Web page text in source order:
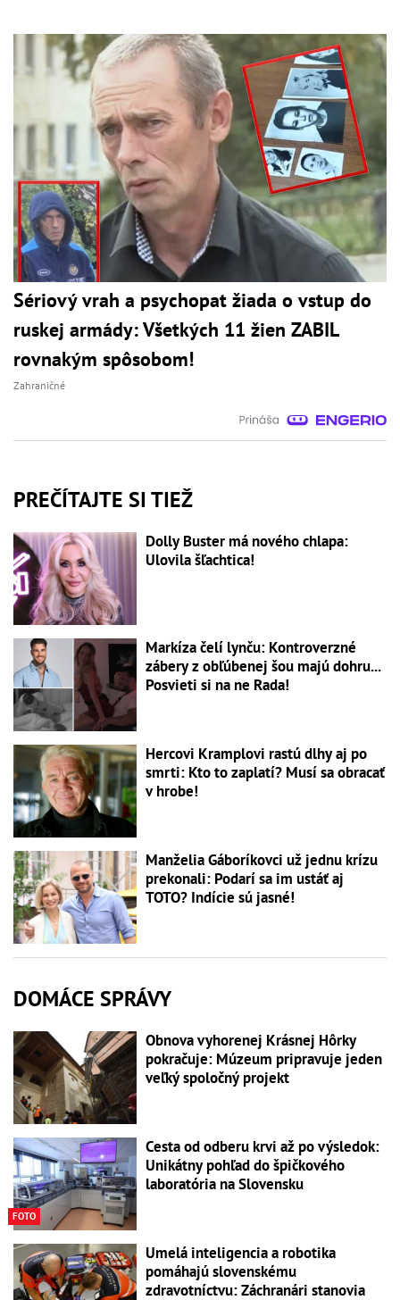
Sériový vrah a psychopat žiada o vstup do
ruskej armády: Všetkých 11 žien ZABIL
rovnakým spôsobom!
Zahraničné
PREČÍTAJTE SI TIEŽ
Dolly Buster má nového chlapa:
Ulovila šľachtica!
Markíza čelí lynču: Kontroverzné
zábery z obľúbenej šou majú dohru...
Posvieti si na ne Rada!
Hercovi Kramplovi rastú dlhy aj po
smrti: Kto to zaplatí? Musí sa obracať
v hrobe!
Manželia Gáboríkovci už jednu krízu
prekonali: Podarí sa im ustáť aj
TOTO? Indície sú jasné!
DOMÁCE SPRÁVY
Obnova vyhorenej Krásnej Hôrky
pokračuje: Múzeum pripravuje jeden
veľký spoločný projekt
FOTO
Cesta od odberu krvi až po výsledok:
Unikátny pohľad do špičkového
laboratória na Slovensku
Umelá inteligencia a robotika
pomáhajú slovenskému
zdravotníctvu: Záchranári stanovia